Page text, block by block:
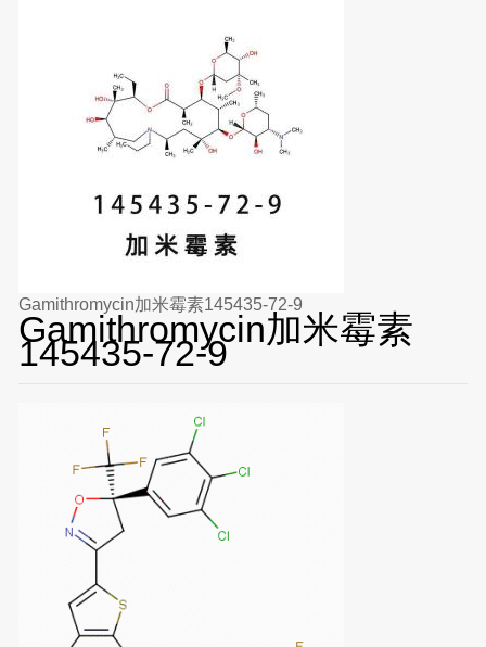
Gamithromycin加米霉素145435-72-9
Gamithromycin加米霉素
145435-72-9